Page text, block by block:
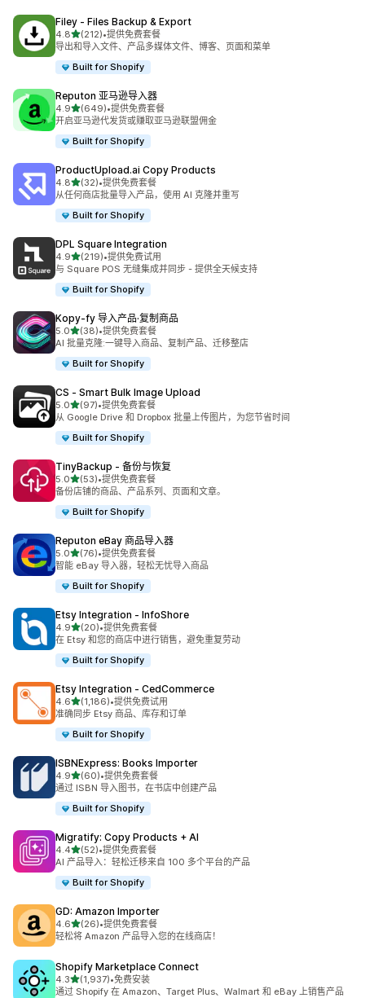
Filey ‑ Files Backup & Export
4.8星（满分 5 星）
(212)
总共 212 条评论
•提供免费套餐
导出和导入文件、产品多媒体文件、博客、页面和菜单
Built for Shopify
Reputon 亚马逊导入器
4.9星（满分 5 星）
(649)
总共 649 条评论
•提供免费套餐
开启亚马逊代发货或赚取亚马逊联盟佣金
Built for Shopify
ProductUpload.ai Copy Products
4.8星（满分 5 星）
(32)
总共 32 条评论
•提供免费套餐
从任何商店批量导入产品，使用 AI 克隆并重写
Built for Shopify
DPL Square Integration
4.9星（满分 5 星）
(219)
总共 219 条评论
•提供免费试用
与 Square POS 无缝集成并同步 - 提供全天候支持
Built for Shopify
Kopy‑fy 导入产品·复制商品
5.0星（满分 5 星）
(38)
总共 38 条评论
•提供免费套餐
AI 批量克隆:一键导入商品、复制产品、迁移整店
Built for Shopify
CS ‑ Smart Bulk Image Upload
5.0星（满分 5 星）
(97)
总共 97 条评论
•提供免费套餐
从 Google Drive 和 Dropbox 批量上传图片，为您节省时间
Built for Shopify
TinyBackup ‑ 备份与恢复
5.0星（满分 5 星）
(53)
总共 53 条评论
•提供免费套餐
备份店铺的商品、产品系列、页面和文章。
Built for Shopify
Reputon eBay 商品导入器
5.0星（满分 5 星）
(76)
总共 76 条评论
•提供免费套餐
智能 eBay 导入器，轻松无忧导入商品
Built for Shopify
Etsy Integration ‑ InfoShore
4.9星（满分 5 星）
(20)
总共 20 条评论
•提供免费套餐
在 Etsy 和您的商店中进行销售，避免重复劳动
Built for Shopify
Etsy Integration ‑ CedCommerce
4.6星（满分 5 星）
(1,186)
总共 1186 条评论
•提供免费试用
准确同步 Etsy 商品、库存和订单
Built for Shopify
ISBNExpress: Books Importer
4.9星（满分 5 星）
(60)
总共 60 条评论
•提供免费套餐
通过 ISBN 导入图书，在书店中创建产品
Built for Shopify
Migratify: Copy Products + AI
4.4星（满分 5 星）
(52)
总共 52 条评论
•提供免费套餐
AI 产品导入：轻松迁移来自 100 多个平台的产品
Built for Shopify
GD: Amazon Importer
4.6星（满分 5 星）
(26)
总共 26 条评论
•提供免费套餐
轻松将 Amazon 产品导入您的在线商店！
Shopify Marketplace Connect
4.3星（满分 5 星）
(1,937)
总共 1937 条评论
•免费安装
通过 Shopify 在 Amazon、Target Plus、Walmart 和 eBay 上销售产品